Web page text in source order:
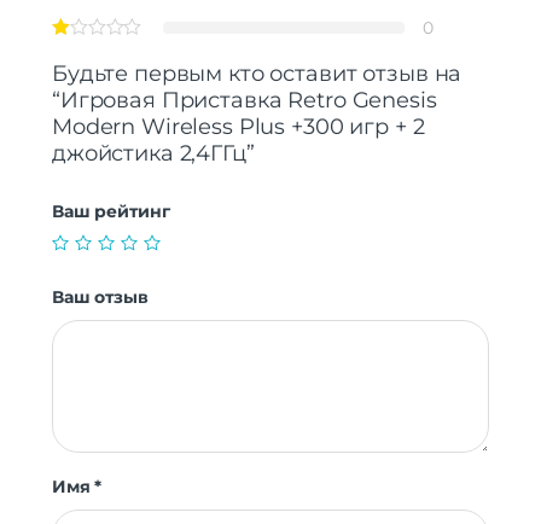
0
Будьте первым кто оставит отзыв на
“Игровая Приставка Retro Genesis
Modern Wireless Plus +300 игр + 2
джойстика 2,4ГГц”
Ваш рейтинг
Ваш отзыв
Имя*